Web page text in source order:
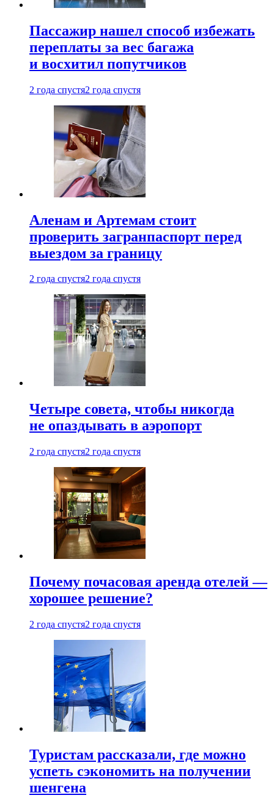
Пассажир нашел способ избежать
переплаты за вес багажа
и восхитил попутчиков
2 года спустя2 года спустя
Аленам и Артемам стоит
проверить загранпаспорт перед
выездом за границу
2 года спустя2 года спустя
Четыре совета, чтобы никогда
не опаздывать в аэропорт
2 года спустя2 года спустя
Почему почасовая аренда отелей —
хорошее решение?
2 года спустя2 года спустя
Туристам рассказали, где можно
успеть сэкономить на получении
шенгена